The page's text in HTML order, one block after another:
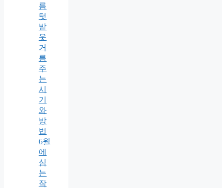
름
텃
밭
웃
거
름
주
는
시
기
와
방
법
6월
에
심
는
작